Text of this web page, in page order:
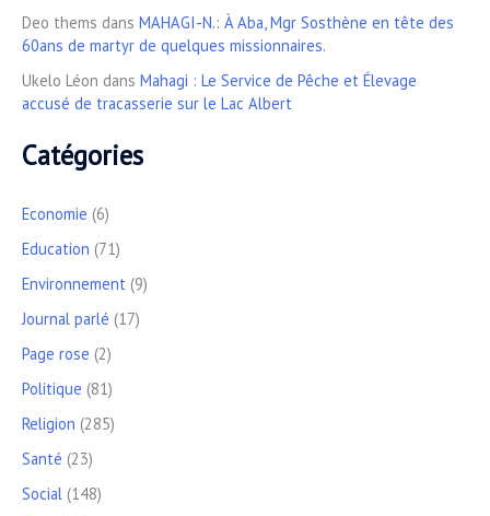
Deo thems dans MAHAGI-N.: À Aba, Mgr Sosthène en tête des
60ans de martyr de quelques missionnaires.
Ukelo Léon dans Mahagi : Le Service de Pêche et Élevage
accusé de tracasserie sur le Lac Albert
Catégories
Economie (6)
Education (71)
Environnement (9)
Journal parlé (17)
Page rose (2)
Politique (81)
Religion (285)
Santé (23)
Social (148)